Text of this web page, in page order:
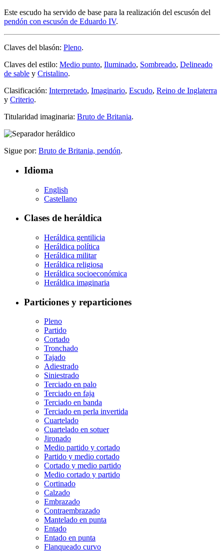
Este escudo ha servido de base para la realización del escusón del
pendón con escusón de Eduardo IV.
Claves del blasón: Pleno.
Claves del estilo: Medio punto, Iluminado, Sombreado, Delineado
de sable y Cristalino.
Clasificación: Interpretado, Imaginario, Escudo, Reino de Inglaterra
y Criterio.
Titularidad imaginaria: Bruto de Britania.
Sigue por: Bruto de Britania, pendón.
Idioma
English
Castellano
Clases de heráldica
Heráldica gentilicia
Heráldica política
Heráldica militar
Heráldica religiosa
Heráldica socioeconómica
Heráldica imaginaria
Particiones y reparticiones
Pleno
Partido
Cortado
Tronchado
Tajado
Adiestrado
Siniestrado
Terciado en palo
Terciado en faja
Terciado en banda
Terciado en perla invertida
Cuartelado
Cuartelado en sotuer
Jironado
Medio partido y cortado
Partido y medio cortado
Cortado y medio partido
Medio cortado y partido
Cortinado
Calzado
Embrazado
Contraembrazado
Mantelado en punta
Entado
Entado en punta
Flanqueado curvo